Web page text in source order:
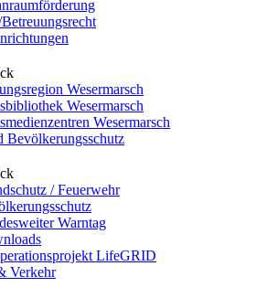
Wesermarsch
Wesermarsch
Wesermarsch
Bevölkerungsschutz
/ Feuerwehr
Warntag
LifeGRID
Verkehr